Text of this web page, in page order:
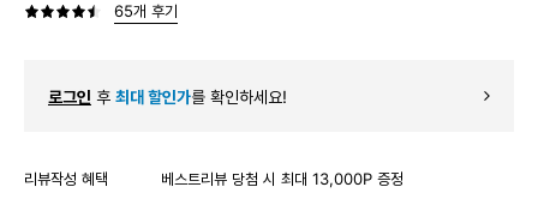
65개 후기
로그인 후 최대 할인가를 확인하세요!
리뷰작성 혜택 베스트리뷰 당첨 시 최대 13,000P 증정